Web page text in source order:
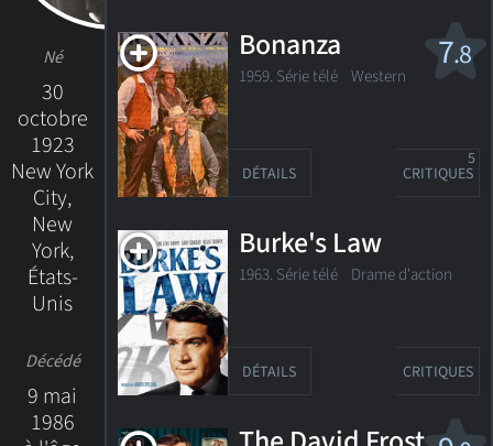
Né
30
octobre
1923
New York
City,
New
York,
États-
Unis
Décédé
9 mai
1986
7.8
Bonanza
1959. Série télé Western
DÉTAILS CRITIQUES
5
Burke's Law
1963. Série télé Drame d'action
DÉTAILS CRITIQUES